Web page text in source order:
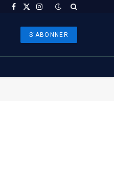
Facebook
X
Instagram
S'ABONNER